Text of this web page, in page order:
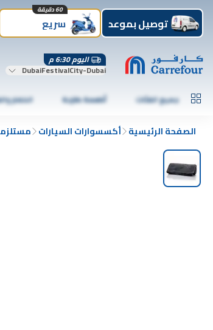
توصيل بموعد سريع
60 دقيقة
اليوم 6:30 م
DubaiFestivalCity-Dubai
جميع الفئات أطعمة طازجة الخضار
الصفحة الرئيسية أكسسوارات السيارات